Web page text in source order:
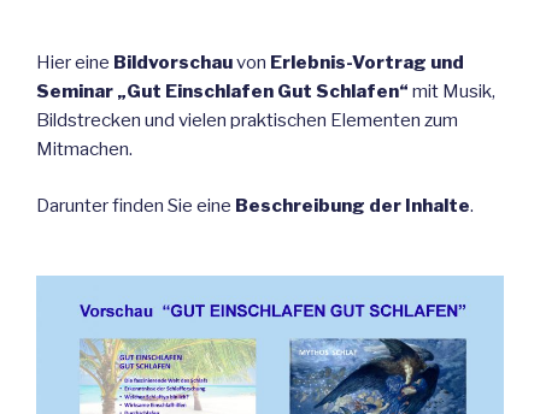
Hier eine Bildvorschauvon Erlebnis-Vortrag und
Seminar „Gut Einschlafen Gut Schlafen“ mit Musik,
Bildstrecken und vielen praktischen Elementen zum
Mitmachen.
Darunter finden Sie eine Beschreibung der Inhalte.